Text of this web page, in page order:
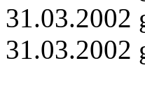
31.03.2002
31.03.2002